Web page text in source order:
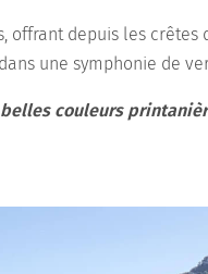
depuis les crêtes
une symphonie de
couleurs